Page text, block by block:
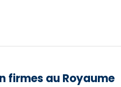
firmes au Royaume